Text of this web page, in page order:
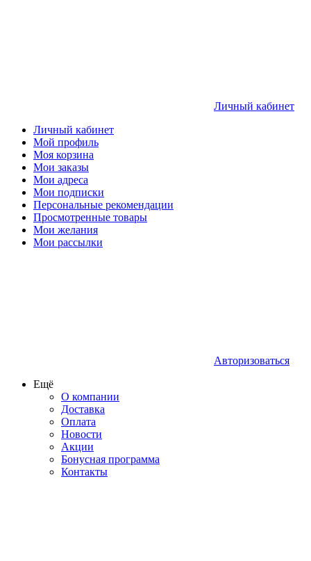
Личный кабинет
Личный кабинет
Мой профиль
Моя корзина
Мои заказы
Мои адреса
Мои подписки
Персональные рекомендации
Просмотренные товары
Мои желания
Мои рассылки
Авторизоваться
Ещё
О компании
Доставка
Оплата
Новости
Акции
Бонусная программа
Контакты